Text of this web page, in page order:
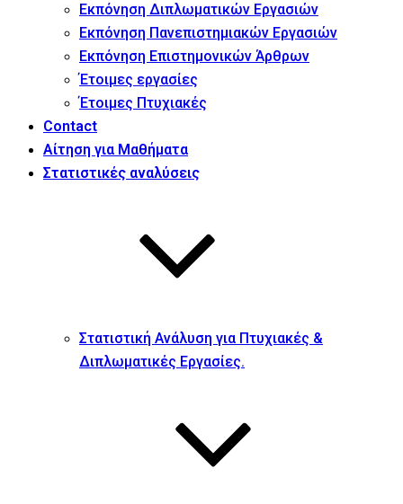
Εκπόνηση Διπλωματικών Εργασιών
Εκπόνηση Πανεπιστημιακών Εργασιών
Εκπόνηση Επιστημονικών Άρθρων
Έτοιμες εργασίες
Έτοιμες Πτυχιακές
Contact
Αίτηση για Μαθήματα
Στατιστικές αναλύσεις
Στατιστική Ανάλυση για Πτυχιακές &
Διπλωματικές Εργασίες.